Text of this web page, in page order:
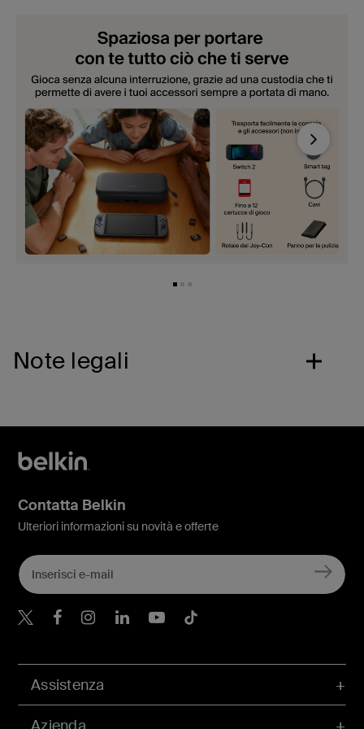
Next
Note legali
Assistenza
Contatta Belkin
Ulteriori informazioni su novità e offerte
Belkin Twitter
Belkin Facebook
Belkin Instagram
Belkin LinkedIn
Belkin Youtube
Belkin TikTok